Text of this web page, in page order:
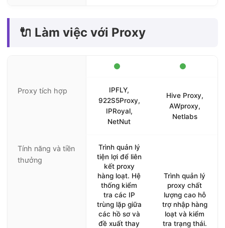
🔌 Làm việc với Proxy
Proxy tích hợp
IPFLY,
922S5Proxy,
IPRoyal,
NetNut
Hive Proxy,
AWproxy,
Netlabs
Tính năng và tiền
thưởng
Trình quản lý
tiện lợi để liên
kết proxy
hàng loạt. Hệ
thống kiểm
tra các IP
trùng lặp giữa
các hồ sơ và
đề xuất thay
Trình quản lý
proxy chất
lượng cao hỗ
trợ nhập hàng
loạt và kiểm
tra trạng thái.